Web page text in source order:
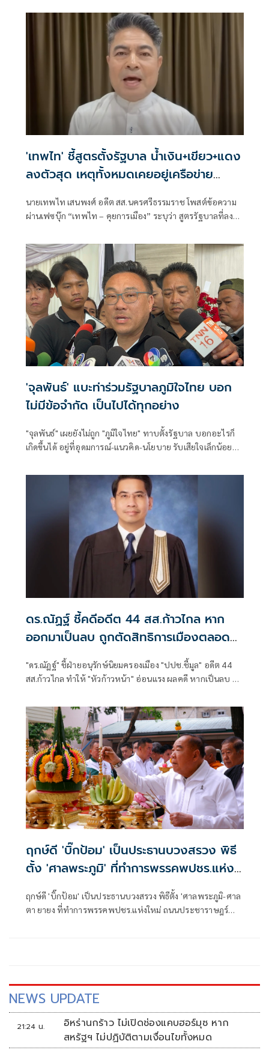
ส่วนประชุมพรรคสีน้ำเงินพรุ่งนี้ เชิญว่าที่สส. หารือหลังชนะ
'เทพไท' ชี้สูตรตั้งรัฐบาล น้ำเงิน+เขียว+แดง
ลงตัวสุด เหตุทั้งหมดเคยอยู่เครือข่าย
นายเทพไท เสนพงศ์ อดีต สส.นครศรีธรรมราช โพสต์ข้อความ
ผ่านเฟซบุ๊ก “เทพไท – คุยการเมือง” ระบุว่า สูตรรัฐบาลที่ลงตัว
'จุลพันธ์' แบะท่าร่วมรัฐบาลภูมิใจไทย บอก
ไม่มีข้อจำกัด เป็นไปได้ทุกอย่าง
"จุลพันธ์" เผยยังไม่ถูก "ภูมิใจไทย" ทาบตั้งรัฐบาล บอกอะไรก็
เกิดขึ้นได้ อยู่ที่อุดมการณ์-แนวคิด-นโยบาย รับเสียใจเล็กน้อยแต่
พรรคใหญ่
ดร.ณัฏฐ์ ชี้คดีอดีต 44 สส.ก้าวไกล หาก
ออกมาเป็นลบ ถูกตัดสิทธิการเมืองตลอด
"ดร.ณัฏฐ์" ชี้ฝ่ายอนุรักษ์นิยมครองเมือง "ปปช.ชี้มูล" อดีต 44
สส.ก้าวไกล ทำให้ "หัวก้าวหน้า" อ่อนแรง ผลคดี หากเป็นลบ ถูก
ฤกษ์ดี 'บิ๊กป้อม' เป็นประธานบวงสรวง พิธี
ตั้ง 'ศาลพระภูมิ' ที่ทำการพรรคพปชร.แห่ง
ฤกษ์ดี 'บิ๊กป้อม' เป็นประธานบวงสรวง พิธีตั้ง 'ศาลพระภูมิ-ศาล
ตา ยายง ที่ทำการพรรคพปชร.แห่งใหม่ ถนนประชาราษฎร์
NEWS UPDATE
21:24 น.
อิหร่านกร้าว ไม่เปิดช่องแคบฮอร์มุซ หาก
สหรัฐฯ ไม่ปฏิบัติตามเงื่อนไขทั้งหมด